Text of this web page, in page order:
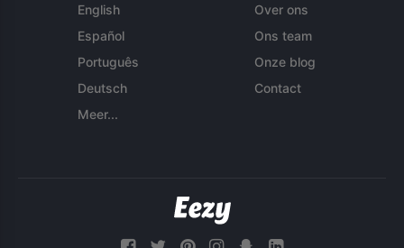
English
Español
Português
Deutsch
Meer...
Over ons
Ons team
Onze blog
Contact